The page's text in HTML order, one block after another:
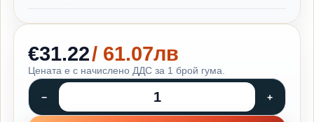
€31.22/ 61.07лв
Цената е с начислено ДДС за 1 брой гума.